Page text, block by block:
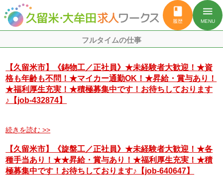
book
履歴
menu
MENU
フルタイムの仕事
【久留米市】《鋳物工／正社員》★未経験者大歓迎！★資
格も年齢も不問！★マイカー通勤OK！★昇給・賞与あり！
★福利厚生充実！★積極募集中です！お待ちしております
♪【job-432874】
続きを読む >>
【久留米市】《旋盤工／正社員》★未経験者大歓迎！★各
種手当あり！★★昇給・賞与あり！★福利厚生充実！★積
極募集中です！お待ちしております♪【job-640647】